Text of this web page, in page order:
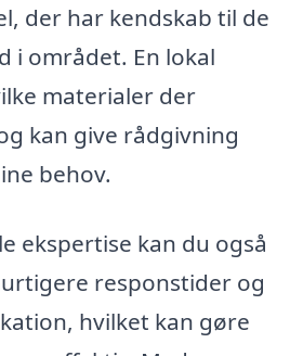
der har kendskab til de
i området. En lokal
materialer der
kan give rådgivning
behov.
ekspertise kan du også
responstider og
hvilket kan gøre